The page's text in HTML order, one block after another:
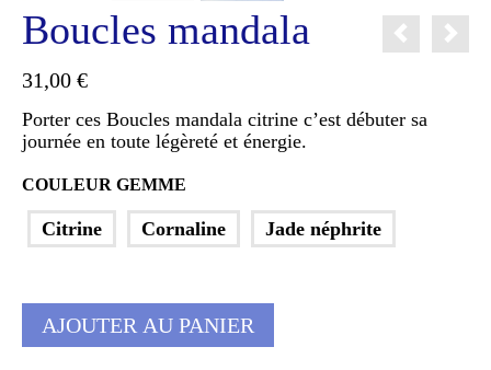
Boucles mandala
31,00 €
Porter ces Boucles mandala citrine c’est débuter sa
journée en toute légèreté et énergie.
COULEUR GEMME
Citrine Cornaline Jade néphrite
AJOUTER AU PANIER